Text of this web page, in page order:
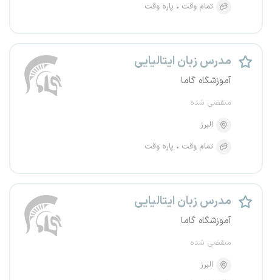
تمام وقت
پاره وقت
مدرس زبان ایتالیایی
آموزشگاه گاما
منقضی شده
البرز
تمام وقت
پاره وقت
مدرس زبان ایتالیایی
آموزشگاه گاما
منقضی شده
البرز